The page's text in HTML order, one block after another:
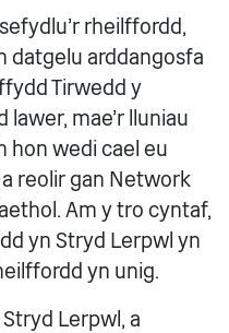
rheilffordd,
datgelu arddangosfa
Tirwedd y
mae’r lluniau
hon wedi cael eu
reolir gan Network
Am y tro cyntaf,
yn Stryd Lerpwl yn
yn unig.
Lerpwl, a